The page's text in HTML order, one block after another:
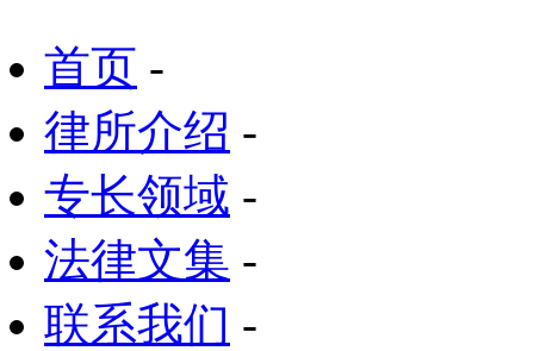
首页 -
律所介绍 -
专长领域 -
法律文集 -
联系我们 -